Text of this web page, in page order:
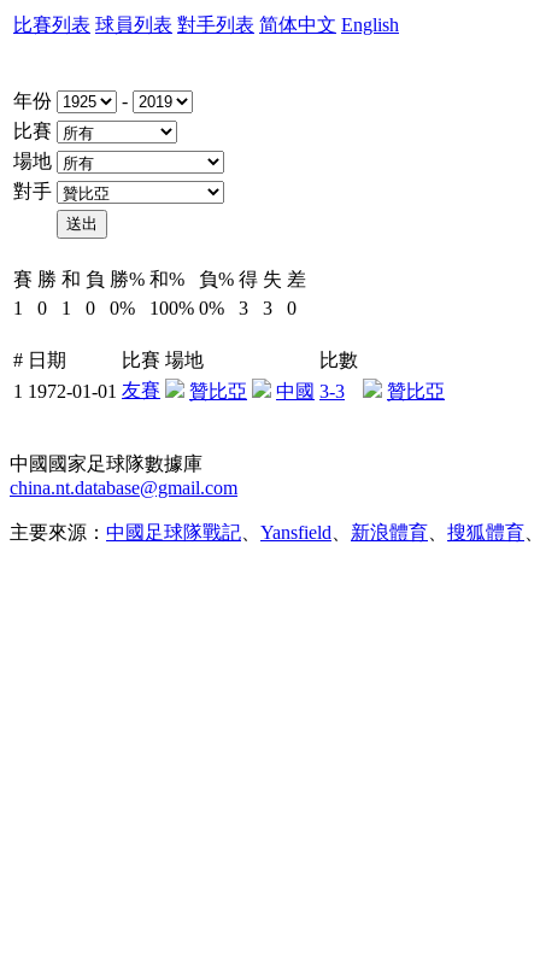
比賽列表 球員列表 對手列表 简体中文 English
年份
-
比賽
場地
對手
賽 勝 和 負 勝% 和% 負% 得 失 差
1
0 1 0 0% 100% 0% 3 3 0
# 日期 比賽 場地
比數
1 1972-01-01 友賽 贊比亞 中國 3-3 贊比亞
中國國家足球隊數據庫
china.nt.database@gmail.com
主要來源： 中國足球隊戰記 Yansfield 新浪體育 搜狐體育